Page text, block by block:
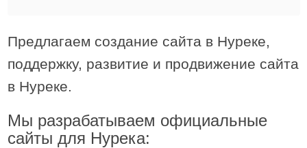
Предлагаем создание сайта в Нуреке,
поддержку, развитие и продвижение сайта
в Нуреке.
Мы разрабатываем официальные
сайты для Нурека: